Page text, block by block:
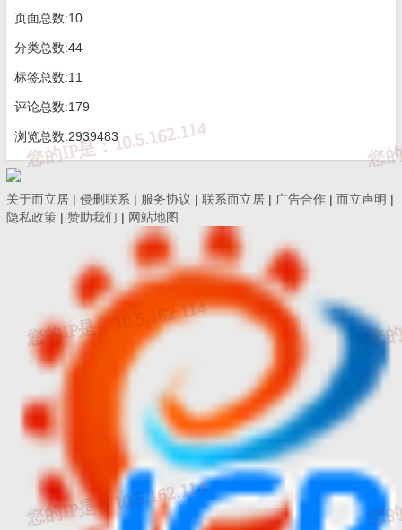
（三）根据《水利部办公厅关于开展水利工程建设监理单
位资
质动态核查工作的通知》，水利工程建设监理单位资质状
态异常期间，水利部停止受理其资质晋升申请、延续申请（具
有甲级资质的
（四）通过资质申请的单位应持续满足相应资质等级标准
件，水利部将按照《水利部办公厅关于开展水利工程建设监
资质动态核查工作的通知》，抽取部分单位动态核查其
注册监理工程师（水利工程）、一级造价工程师（水利工程）
数量，对不符合要求
的，采取将其资质证书状态设置为异常并
予以公示，停止受理其资
质申请，视情况变更资质等级直至撤
回资质证书等严格管理措施。
（五）申请单位应对申报材料的真实性、准确性负责，确
保材料
完整、真实、准确。隐瞒有关情况或者提供虚假材料
的，水利部将不
予受理或者不予行政许可，并给予警告，申请
单位在一年之内不得再次申请资质，水利部按规定在全国水利
页面总数:10
分类总数:44
标签总数:11
评论总数:179
浏览总数:2939483
关于而立居 | 侵删联系 | 服务协议 | 联系而立居 | 广告合作 | 而立声明 |
隐私政策 | 赞助我们 | 网站地图